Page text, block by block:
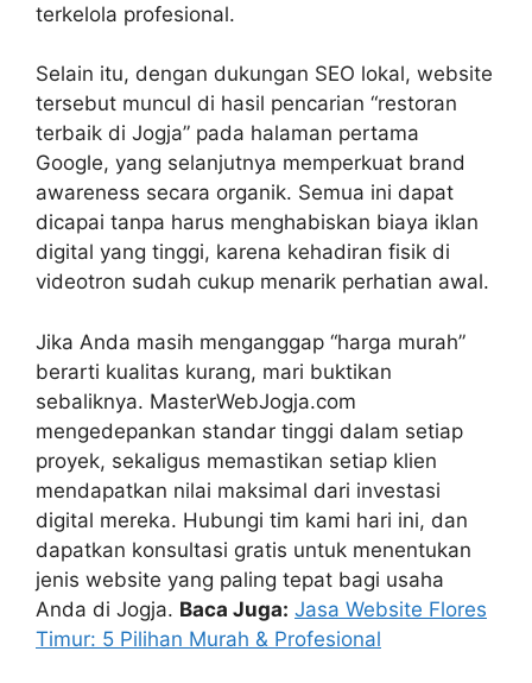
terkelola profesional.
Selain itu, dengan dukungan SEO lokal, website
tersebut muncul di hasil pencarian “restoran
terbaik di Jogja” pada halaman pertama
Google, yang selanjutnya memperkuat brand
awareness secara organik. Semua ini dapat
dicapai tanpa harus menghabiskan biaya iklan
digital yang tinggi, karena kehadiran fisik di
videotron sudah cukup menarik perhatian awal.
Jika Anda masih menganggap “harga murah”
berarti kualitas kurang, mari buktikan
sebaliknya. MasterWebJogja.com
mengedepankan standar tinggi dalam setiap
proyek, sekaligus memastikan setiap klien
mendapatkan nilai maksimal dari investasi
digital mereka. Hubungi tim kami hari ini, dan
dapatkan konsultasi gratis untuk menentukan
jenis website yang paling tepat bagi usaha
Anda di Jogja. Baca Juga: Jasa Website Flores
Timur: 5 Pilihan Murah & Profesional